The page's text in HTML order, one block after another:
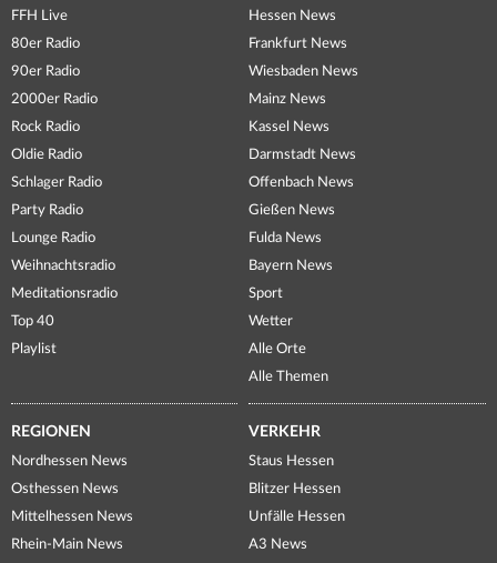
FFH Live
80er Radio
90er Radio
2000er Radio
Rock Radio
Oldie Radio
Schlager Radio
Party Radio
Lounge Radio
Weihnachtsradio
Meditationsradio
Top 40
Playlist
Hessen News
Frankfurt News
Wiesbaden News
Mainz News
Kassel News
Darmstadt News
Offenbach News
Gießen News
Fulda News
Bayern News
Sport
Wetter
Alle Orte
Alle Themen
REGIONEN
Nordhessen News
Osthessen News
Mittelhessen News
Rhein-Main News
VERKEHR
Staus Hessen
Blitzer Hessen
Unfälle Hessen
A3 News